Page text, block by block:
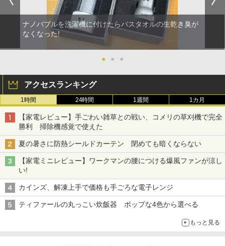
ナノバブルを洗濯機に付けたらバスタオルの生乾き臭が
なくなった!
● ● ●
アクセスランキング
1時間 24時間 1週間 1カ月
【家電レビュー】手ごわい雑草との戦い、コメリの草刈機で完全
勝利 掃除機感覚で使えた
夏の暑さに防熱シールドカーテン 閉めても暗くならない
【家電ミニレビュー】ワークマンの腰につける爆風ファンが涼し
い!
カインズ、解凍上手で価格も手ごろな電子レンジ
ティファールの丸っこい炊飯器 ポップな4色から選べる
もっと見る